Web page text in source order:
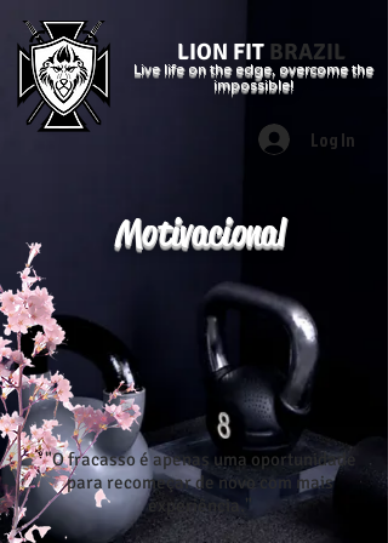
LION FIT BRAZIL
Live life on the edge, overcome the
impossible!
Log In
Motivacional
"O fracasso é apenas uma oportunidade
para recomeçar de novo com mais
experiência."